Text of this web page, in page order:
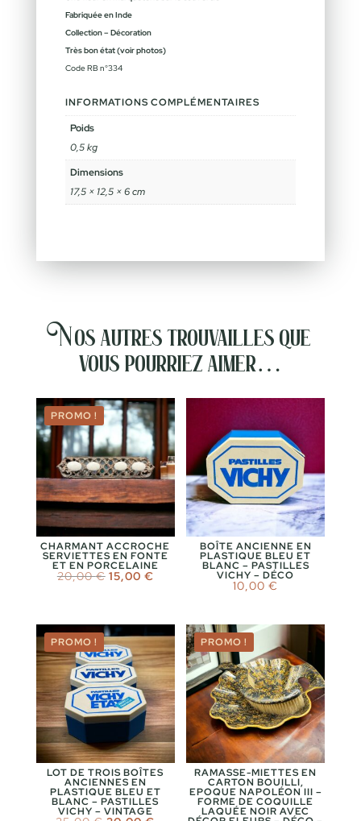
Fabriquée en Inde
Collection – Décoration
Très bon état (voir photos)
Code RB n°334
INFORMATIONS COMPLÉMENTAIRES
Poids
0,5 kg
Dimensions
17,5 × 12,5 × 6 cm
Nos autres trouvailles que
vous pourriez aimer…
PROMO !
CHARMANT ACCROCHE
SERVIETTES EN FONTE
ET EN PORCELAINE
20,00€ Le
prix
15,00 €Le
BOÎTE ANCIENNE EN
PLASTIQUE BLEU ET
BLANC – PASTILLES
VICHY – DÉCO
10,00€
PROMO !
LOT DE TROIS BOÎTES
ANCIENNES EN
PLASTIQUE BLEU ET
BLANC – PASTILLES
VICHY – VINTAGE
PROMO !
RAMASSE-MIETTES EN
CARTON BOUILLI,
EPOQUE NAPOLÉON III –
FORME DE COQUILLE
LAQUÉE NOIR AVEC